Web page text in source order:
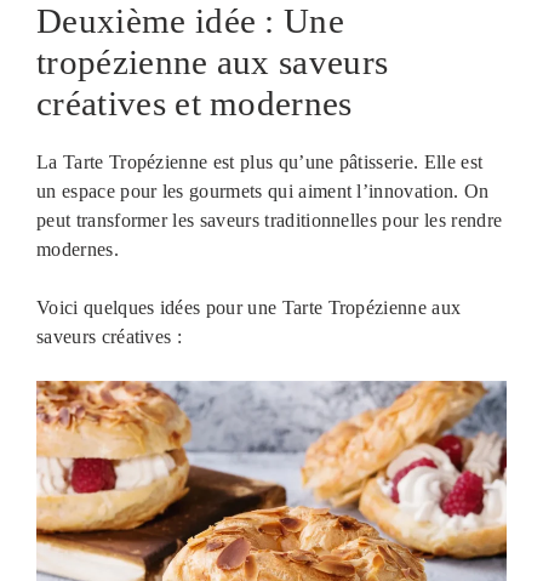
Deuxième idée : Une
tropézienne aux saveurs
créatives et modernes
La Tarte Tropézienne est plus qu’une pâtisserie. Elle est
un espace pour les gourmets qui aiment l’innovation. On
peut transformer les saveurs traditionnelles pour les rendre
modernes.
Voici quelques idées pour une Tarte Tropézienne aux
saveurs créatives :